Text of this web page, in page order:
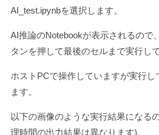
AI_test.ipynbを選択します。
AI推論のNotebookが表示されるので
タンを押して最後のセルまで実行し
ホストPCで操作していますが実行し
ます。
以下の画像のような実行結果になる
理時間の出力結果は異なります)。